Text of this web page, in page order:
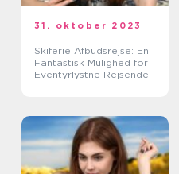
31. oktober 2023
Skiferie Afbudsrejse: En
Fantastisk Mulighed for
Eventyrlystne Rejsende